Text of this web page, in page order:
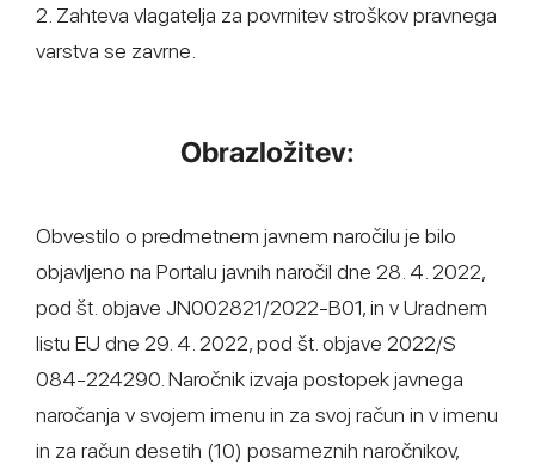
2. Zahteva vlagatelja za povrnitev stroškov pravnega
varstva se zavrne.
Obrazložitev:
Obvestilo o predmetnem javnem naročilu je bilo
objavljeno na Portalu javnih naročil dne 28. 4. 2022,
pod št. objave JN002821/2022-B01, in v Uradnem
listu EU dne 29. 4. 2022, pod št. objave 2022/S
084-224290. Naročnik izvaja postopek javnega
naročanja v svojem imenu in za svoj račun in v imenu
in za račun desetih (10) posameznih naročnikov,